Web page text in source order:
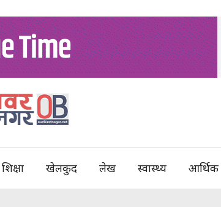
शिक्षा खेलकुद लेख स्वास्थ्य आर्थिक